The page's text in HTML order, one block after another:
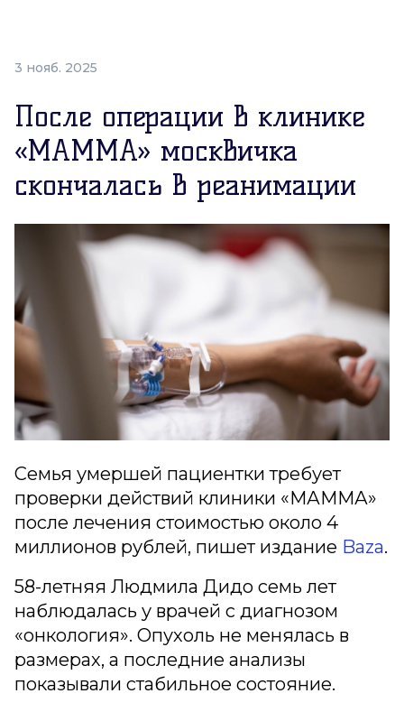
3 нояб. 2025
После операции в клинике
«МАММА» москвичка
скончалась в реанимации
Семья умершей пациентки требует
проверки действий клиники «МАММА»
после лечения стоимостью около 4
миллионов рублей, пишет издание Baza.
58-летняя Людмила Дидо семь лет
наблюдалась у врачей с диагнозом
«онкология». Опухоль не менялась в
размерах, а последние анализы
показывали стабильное состояние.